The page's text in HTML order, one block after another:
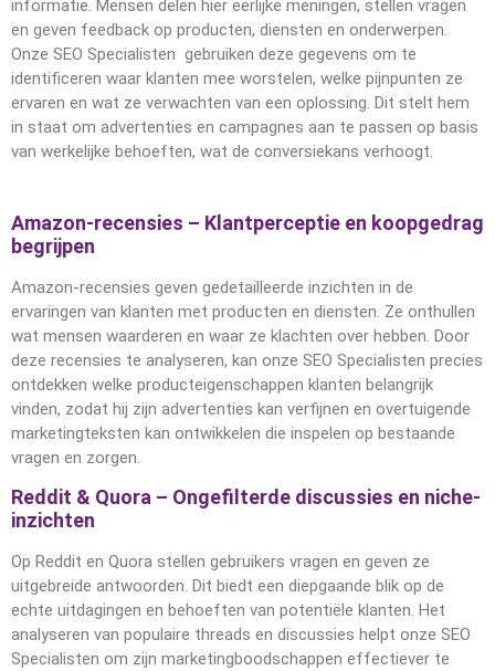
informatie. Mensen delen hier eerlijke meningen, stellen vragen
en geven feedback op producten, diensten en onderwerpen.
Onze SEO Specialisten gebruiken deze gegevens om te
identificeren waar klanten mee worstelen, welke pijnpunten ze
ervaren en wat ze verwachten van een oplossing. Dit stelt hem
in staat om advertenties en campagnes aan te passen op basis
van werkelijke behoeften, wat de conversiekans verhoogt.
Amazon-recensies – Klantperceptie en koopgedrag
begrijpen
Amazon-recensies geven gedetailleerde inzichten in de
ervaringen van klanten met producten en diensten. Ze onthullen
wat mensen waarderen en waar ze klachten over hebben. Door
deze recensies te analyseren, kan onze SEO Specialisten precies
ontdekken welke producteigenschappen klanten belangrijk
vinden, zodat hij zijn advertenties kan verfijnen en overtuigende
marketingteksten kan ontwikkelen die inspelen op bestaande
vragen en zorgen.
Reddit & Quora – Ongefilterde discussies en niche-
inzichten
Op Reddit en Quora stellen gebruikers vragen en geven ze
uitgebreide antwoorden. Dit biedt een diepgaande blik op de
echte uitdagingen en behoeften van potentiële klanten. Het
analyseren van populaire threads en discussies helpt onze SEO
Specialisten om zijn marketingboodschappen effectiever te